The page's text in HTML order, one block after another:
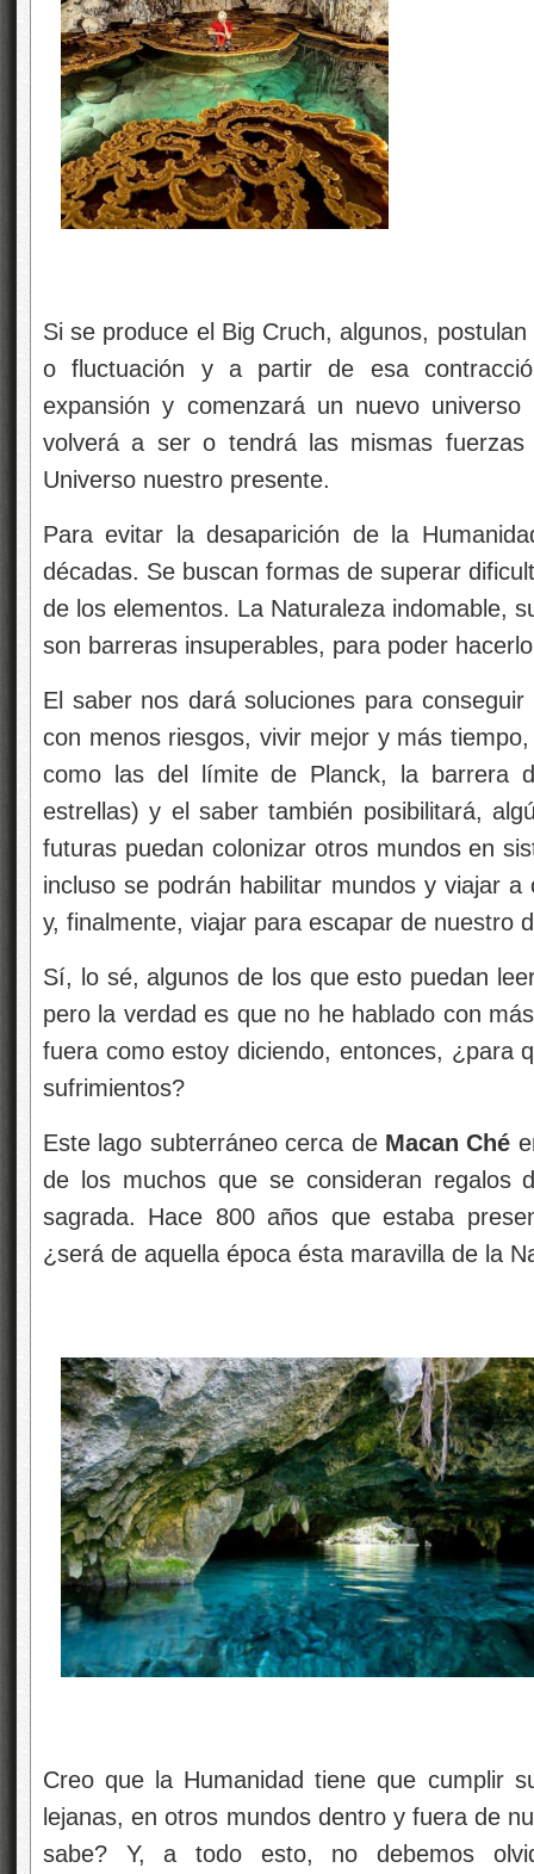
Si se produce el Big Cruch, algunos,
o fluctuación y a partir de esa
expansión y comenzará un nuevo
volverá a ser o tendrá las mismas
Universo nuestro presente.
Para evitar la desaparición de la
décadas. Se buscan formas de superar
de los elementos. La Naturaleza indomable,
son barreras insuperables, para poder
El saber nos dará soluciones para
con menos riesgos, vivir mejor y más
como las del límite de Planck, la barrera
estrellas) y el saber también posibilitará,
futuras puedan colonizar otros mundos en
incluso se podrán habilitar mundos y viajar
y, finalmente, viajar para escapar de nuestro
Sí, lo sé, algunos de los que esto puedan
pero la verdad es que no he hablado con
fuera como estoy diciendo, entonces, ¿para
sufrimientos?
Este lago subterráneo cerca de Macan Ché
de los muchos que se consideran regalos
sagrada. Hace 800 años que estaba
¿será de aquella época ésta maravilla de la
Creo que la Humanidad tiene que cumplir
lejanas, en otros mundos dentro y fuera de
sabe? Y, a todo esto, no debemos